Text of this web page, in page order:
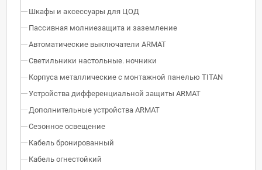
Шкафы и аксессуары для ЦОД
Пассивная молниезащита и заземление
Автоматические выключатели ARMAT
Светильники настольные. ночники
Корпуса металлические с монтажной панелью TITAN
Устройства дифференциальной защиты ARMAT
Дополнительные устройства ARMAT
Сезонное освещение
Кабель бронированный
Кабель огнестойкий